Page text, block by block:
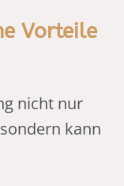
Vorteile
nicht nur
kann